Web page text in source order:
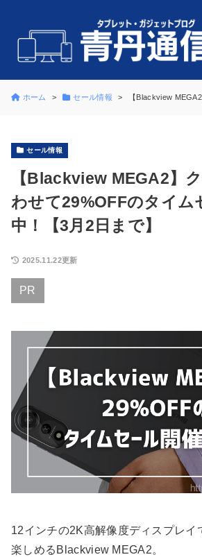
ホーム セール情報 【Blackview
セール情報
【Blackview MEGA2】
わせて29%OFFのタイム
中！【3月2日まで】
2025.11.22更新
PR
12インチの2K高解像度ディスプレイ
楽しめるBlackview MEGA2。